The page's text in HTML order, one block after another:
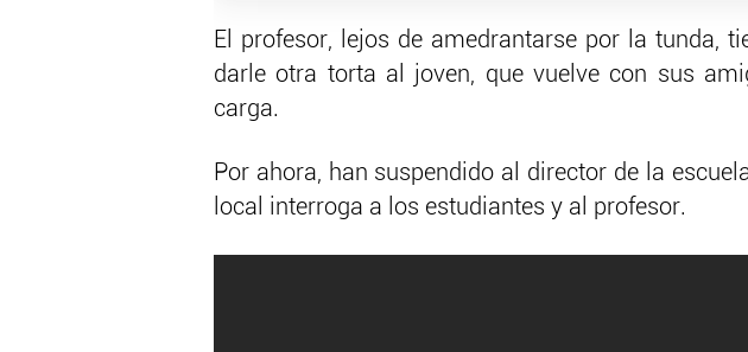
El profesor, lejos de amedrantarse por la tunda,
darle otra torta al joven, que vuelve con sus
carga.
Por ahora, han suspendido al director de la
local interroga a los estudiantes y al profesor.